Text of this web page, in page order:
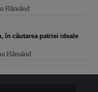
Flămând
în căutarea patriei ideale
Flămând